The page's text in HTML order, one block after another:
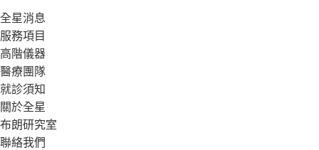
全星消息
服務項目
高階儀器
醫療團隊
就診須知
關於全星
布朗研究室
聯絡我們